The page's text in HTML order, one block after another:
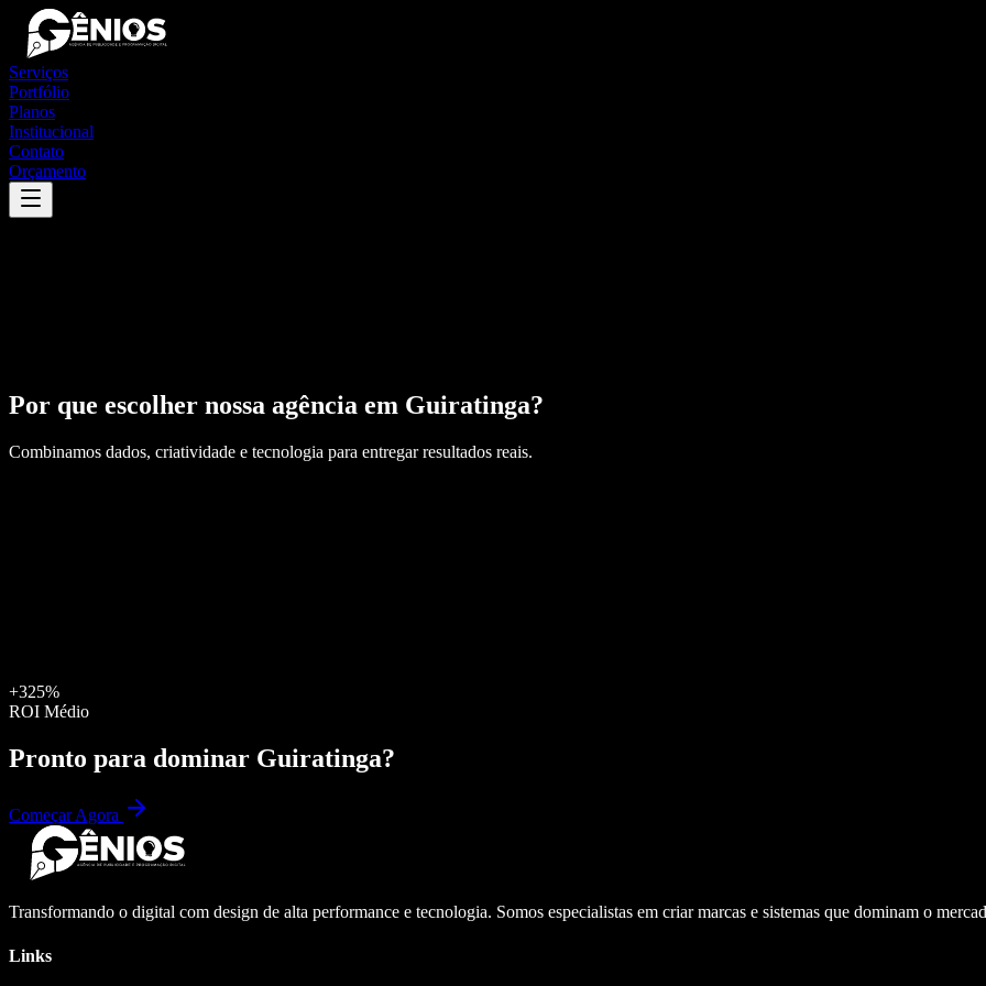
Serviços
Portfólio
Planos
Institucional
Contato
Orçamento
Por que escolher nossa agência em Guiratinga?
Combinamos dados, criatividade e tecnologia para entregar resultados reais.
+325%
ROI Médio
Pronto para dominar Guiratinga?
Começar Agora
Transformando o digital com design de alta performance e tecnologia. Somos especialistas em criar marcas e sistemas que dominam o
Links